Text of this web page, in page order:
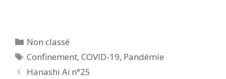
Catégories
Non classé
Étiquettes
Confinement,COVID-19, Pandémie
Hanashi Aï n°25